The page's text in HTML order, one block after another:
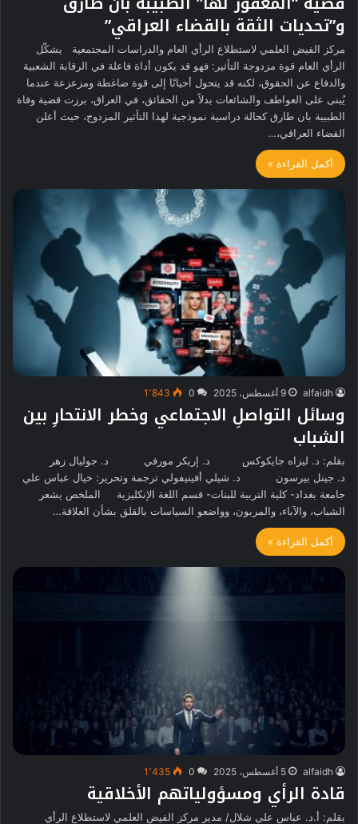
و”تحديات الثقة بالقضاء العراقي”
مركز الفيض العلمي لاستطلاع الرأي العام والدراسات المجتمعية يشكّل
الرأي العام قوة مزدوجة التأثير: فهو قد يكون أداة فاعلة في الرقابة الشعبية
والدفاع عن الحقوق، لكنه قد يتحول أحيانًا إلى قوة ضاغطة ومزعزعة عندما
يُبنى على العواطف والشائعات بدلاً من الحقائق، في العراق، برزت قضية وفاة
الطبيبة بان طارق كحالة دراسية نموذجية لهذا التأثير المزدوج، حيث أعلن
القضاء العراقي،…
أكمل القراءة »
alfaidh 9 أغسطس، 2025 0 1٬843
وسائل التواصلِ الاجتماعي وخطر الانتحارِ بين
الشباب
بقلم: د. ليزاه جايكوكس د. إريكر مورفي د. جوليال زهر
د. جينل بيرسون د. شيلي أفينيفولي ترجمة وتحرير: خيال عباس علي
جامعة بغداد- كلية التربية للبنات- قسم اللغة الإنكليزية الملخص يشعر
الشباب، والآباء، والمربون، وواضعو السياسات بالقلق بشأن العلاقة…
أكمل القراءة »
alfaidh 5 أغسطس، 2025 0 1٬435
قادة الرأي ومسؤولياتهم الأخلاقية
بقلم: أ.د. عباس علي شلال/ مدير مركز الفيض العلمي لاستطلاع الرأي